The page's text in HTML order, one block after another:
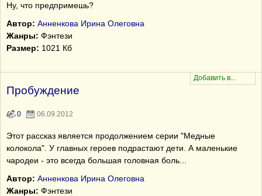
Ну, что предпримешь?
Автор: Анненкова Ирина Олеговна
Жанры: Фэнтези
Размер: 1021 Кб
Пробуждение
0 06.09.2012
Этот рассказ является продолжением серии "Медные
колокола". У главных героев подрастают дети. А маленькие
чародеи - это всегда большая головная боль...
Автор: Анненкова Ирина Олеговна
Жанры: Фэнтези